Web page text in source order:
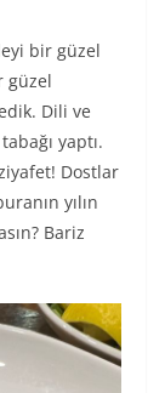
bir güzel
güzel
Dili ve
yaptı.
Dostlar
yılın
Bariz